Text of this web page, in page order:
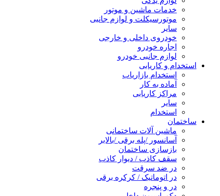
خدمات ماشین و موتور
موتورسیکلت و لوازم جانبی
سایر
خودروی داخلی و خارجی
اجاره خودرو
لوازم جانبی خودرو
استخدام و کاریابی
استخدام بازاریاب
آماده به کار
مراکز کاریابی
سایر
استخدام
ساختمان
ماشین آلات ساختمانی
آسانسور /پله برقی /بالابر
بازسازی ساختمان
سقف کاذب / دیوار کاذب
در ضد سرقت
در اتوماتیک / کرکره برقی
در و پنجره